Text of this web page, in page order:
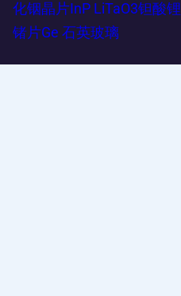
化铟晶片InP LiTaO3钽酸锂
锗片Ge 石英玻璃